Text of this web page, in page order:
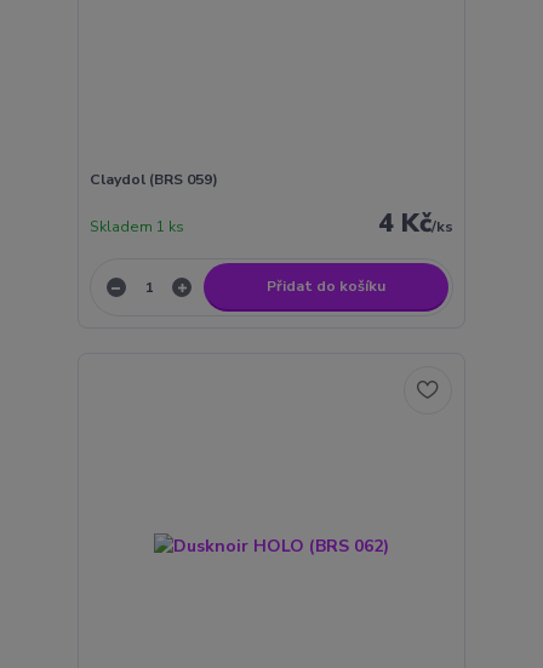
Claydol (BRS 059)
4 Kč/ks
Skladem 1 ks
Přidat do košíku